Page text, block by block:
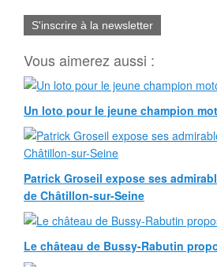
S'inscrire à la newsletter
Vous aimerez aussi :
Un loto pour le jeune champion
Patrick Groseil expose ses
de Châtillon-sur-Seine
Le château de Bussy-Rabutin